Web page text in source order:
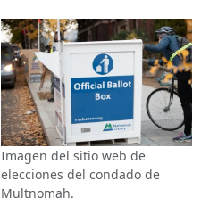
Imagen del sitio web de
elecciones del condado de
Multnomah.